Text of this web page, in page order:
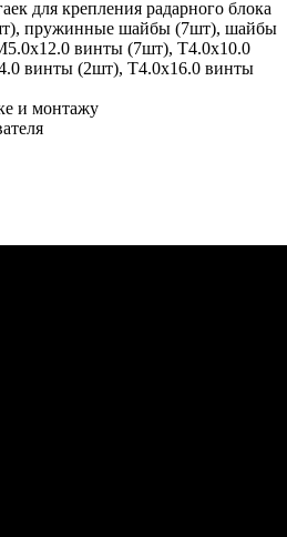
для крепления радарного блока
пружинные шайбы (7шт), шайбы
винты (7шт), T4.0х10.0
винты (2шт), Т4.0х16.0 винты
и монтажу